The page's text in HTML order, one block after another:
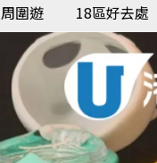
周圍遊 18區好去處